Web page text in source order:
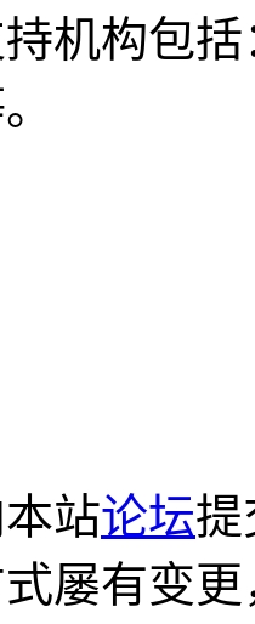
机构包
站论坛提
屡有变